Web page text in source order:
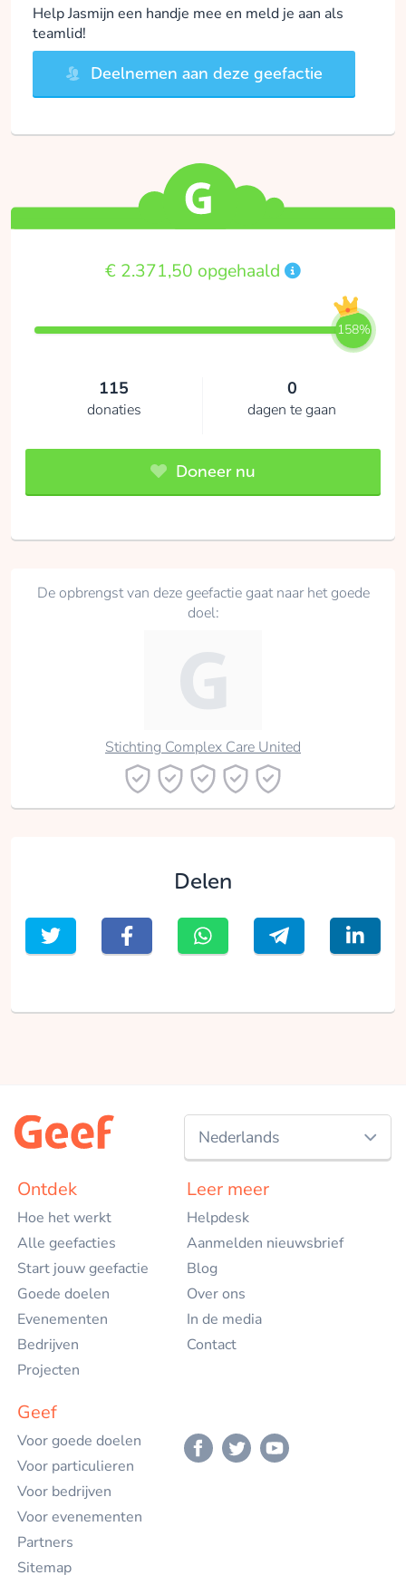
Help Jasmijn een handje mee en meld je aan als
teamlid!
Deelnemen aan deze geefactie
€ 2.371,50 opgehaald
158%
115
donaties
0
dagen te gaan
Doneer nu
De opbrengst van deze geefactie gaat naar het goede
doel:
Stichting Complex Care United
Delen
Nederlands
English
Ontdek
Hoe het werkt
Alle geefacties
Start jouw geefactie
Goede doelen
Evenementen
Bedrijven
Projecten
Leer meer
Helpdesk
Aanmelden nieuwsbrief
Blog
Over ons
In de media
Contact
Geef
Voor goede doelen
Voor particulieren
Voor bedrijven
Voor evenementen
Partners
Sitemap